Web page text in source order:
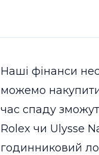
Наші фінанси
можемо накупити
час спаду
Rolex чи Ulysse
годинниковий